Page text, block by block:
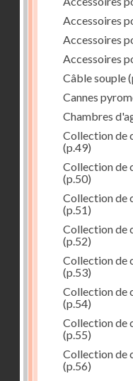
Accessoires
Accessoires
Accessoires
Câble souple
Cannes
Chambres
Collection de
(p.49)
Collection de
(p.50)
Collection de
(p.51)
Collection de
(p.52)
Collection de
(p.53)
Collection de
(p.54)
Collection de
(p.55)
Collection de
(p.56)